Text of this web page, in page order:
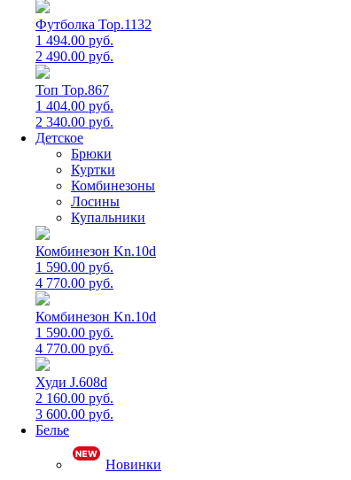
Футболка Top.1132
1 494.00 руб.
2 490.00 руб.
Топ Top.867
1 404.00 руб.
2 340.00 руб.
Детское
Брюки
Куртки
Комбинезоны
Лосины
Купальники
Комбинезон Kn.10d
1 590.00 руб.
4 770.00 руб.
Комбинезон Kn.10d
1 590.00 руб.
4 770.00 руб.
Худи J.608d
2 160.00 руб.
3 600.00 руб.
Белье
Новинки